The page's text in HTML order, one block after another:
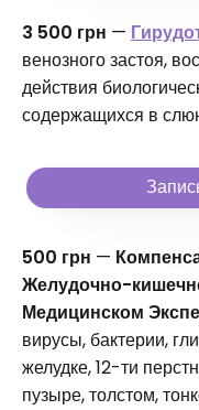
3 500 грн —
венозного застоя,
действия
содержащихся в
500 грн —
Желудочно-
Медицинском
вирусы, бактерии,
желудке, 12-ти
пузыре, толстом,